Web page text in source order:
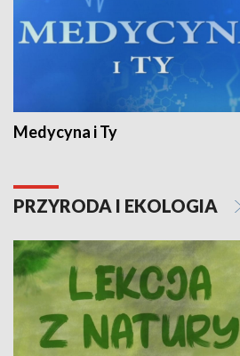
Medycyna i Ty
PRZYRODA I EKOLOGIA